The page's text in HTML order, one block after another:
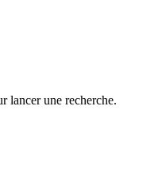
lancer une recherche.